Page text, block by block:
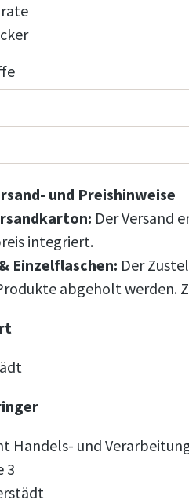
und Preishinweise
Der Versand
integriert.
Einzelflaschen: Der
abgeholt werden.
Handels- und
3